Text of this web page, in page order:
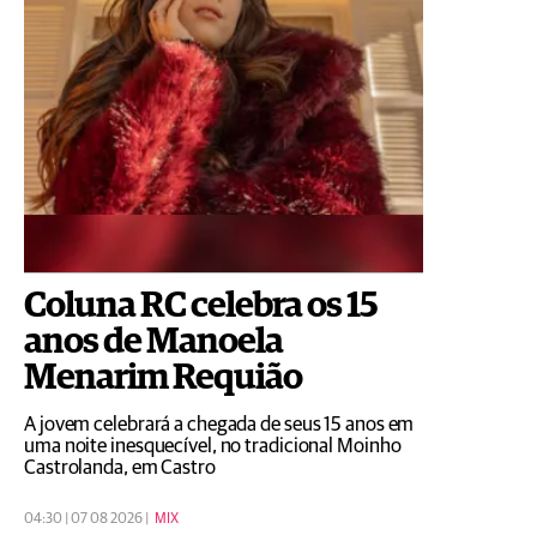
Coluna RC celebra os 15
anos de Manoela
Menarim Requião
A jovem celebrará a chegada de seus 15 anos em
uma noite inesquecível, no tradicional Moinho
Castrolanda, em Castro
04:30 | 07 08 2026 | MIX